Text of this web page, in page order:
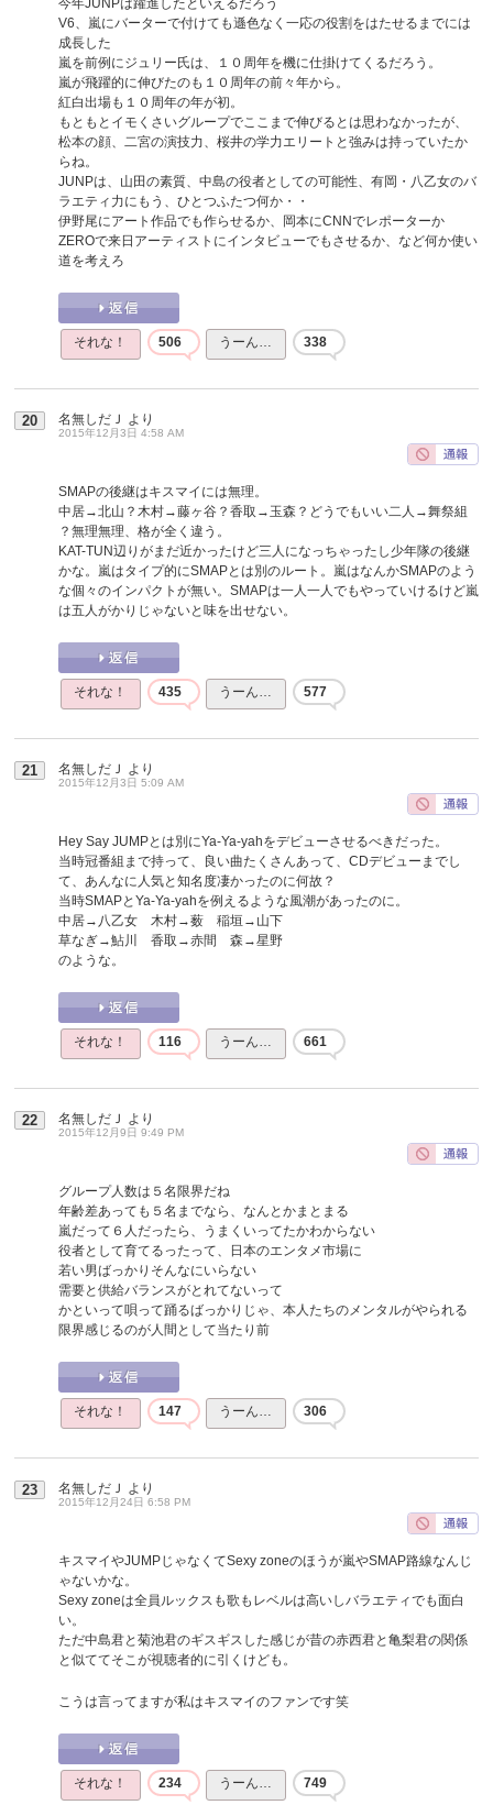
今年JUNPは躍進したといえるだろう
V6、嵐にバーターで付けても遜色なく一応の役割をはたせるまでには
成長した
嵐を前例にジュリー氏は、１０周年を機に仕掛けてくるだろう。
嵐が飛躍的に伸びたのも１０周年の前々年から。
紅白出場も１０周年の年が初。
もともとイモくさいグループでここまで伸びるとは思わなかったが、
松本の顔、二宮の演技力、桜井の学力エリートと強みは持っていたか
らね。
JUNPは、山田の素質、中島の役者としての可能性、有岡・八乙女のバ
ラエティ力にもう、ひとつふたつ何か・・
伊野尾にアート作品でも作らせるか、岡本にCNNでレポーターか
ZEROで来日アーティストにインタビューでもさせるか、など何か使い
道を考えろ
それな！ 506 うーん… 338
20 名無しだＪ より
2015年12月3日 4:58 AM
SMAPの後継はキスマイには無理。
中居→北山？木村→藤ヶ谷？香取→玉森？どうでもいい二人→舞祭組
？無理無理、格が全く違う。
KAT-TUN辺りがまだ近かったけど三人になっちゃったし少年隊の後継
かな。嵐はタイプ的にSMAPとは別のルート。嵐はなんかSMAPのよう
な個々のインパクトが無い。SMAPは一人一人でもやっていけるけど嵐
は五人がかりじゃないと味を出せない。
それな！ 435 うーん… 577
21 名無しだＪ より
2015年12月3日 5:09 AM
Hey Say JUMPとは別にYa-Ya-yahをデビューさせるべきだった。
当時冠番組まで持って、良い曲たくさんあって、CDデビューまでし
て、あんなに人気と知名度凄かったのに何故？
当時SMAPとYa-Ya-yahを例えるような風潮があったのに。
中居→八乙女 木村→薮 稲垣→山下
草なぎ→鮎川 香取→赤間 森→星野
のような。
それな！ 116 うーん… 661
22 名無しだＪ より
2015年12月9日 9:49 PM
グループ人数は５名限界だね
年齢差あっても５名までなら、なんとかまとまる
嵐だって６人だったら、うまくいってたかわからない
役者として育てるったって、日本のエンタメ市場に
若い男ばっかりそんなにいらない
需要と供給バランスがとれてないって
かといって唄って踊るばっかりじゃ、本人たちのメンタルがやられる
限界感じるのが人間として当たり前
それな！ 147 うーん… 306
23 名無しだＪ より
2015年12月24日 6:58 PM
キスマイやJUMPじゃなくてSexy zoneのほうが嵐やSMAP路線なんじ
ゃないかな。
Sexy zoneは全員ルックスも歌もレベルは高いしバラエティでも面白
い。
ただ中島君と菊池君のギスギスした感じが昔の赤西君と亀梨君の関係
と似ててそこが視聴者的に引くけども。
こうは言ってますが私はキスマイのファンです笑
それな！ 234 うーん… 749